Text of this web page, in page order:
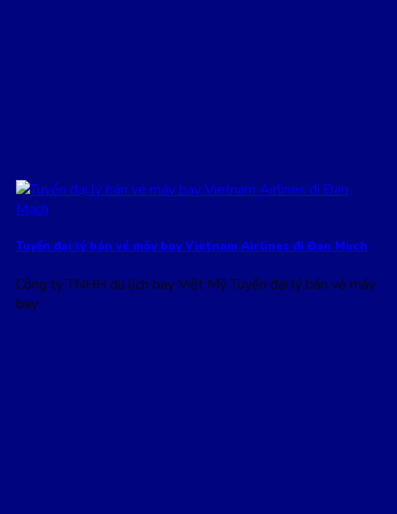
Tuyển đại lý bán vé máy bay Vietnam Airlines đi Đan Mạch
Công ty TNHH du lịch bay Việt Mỹ Tuyển đại lý bán vé máy
bay